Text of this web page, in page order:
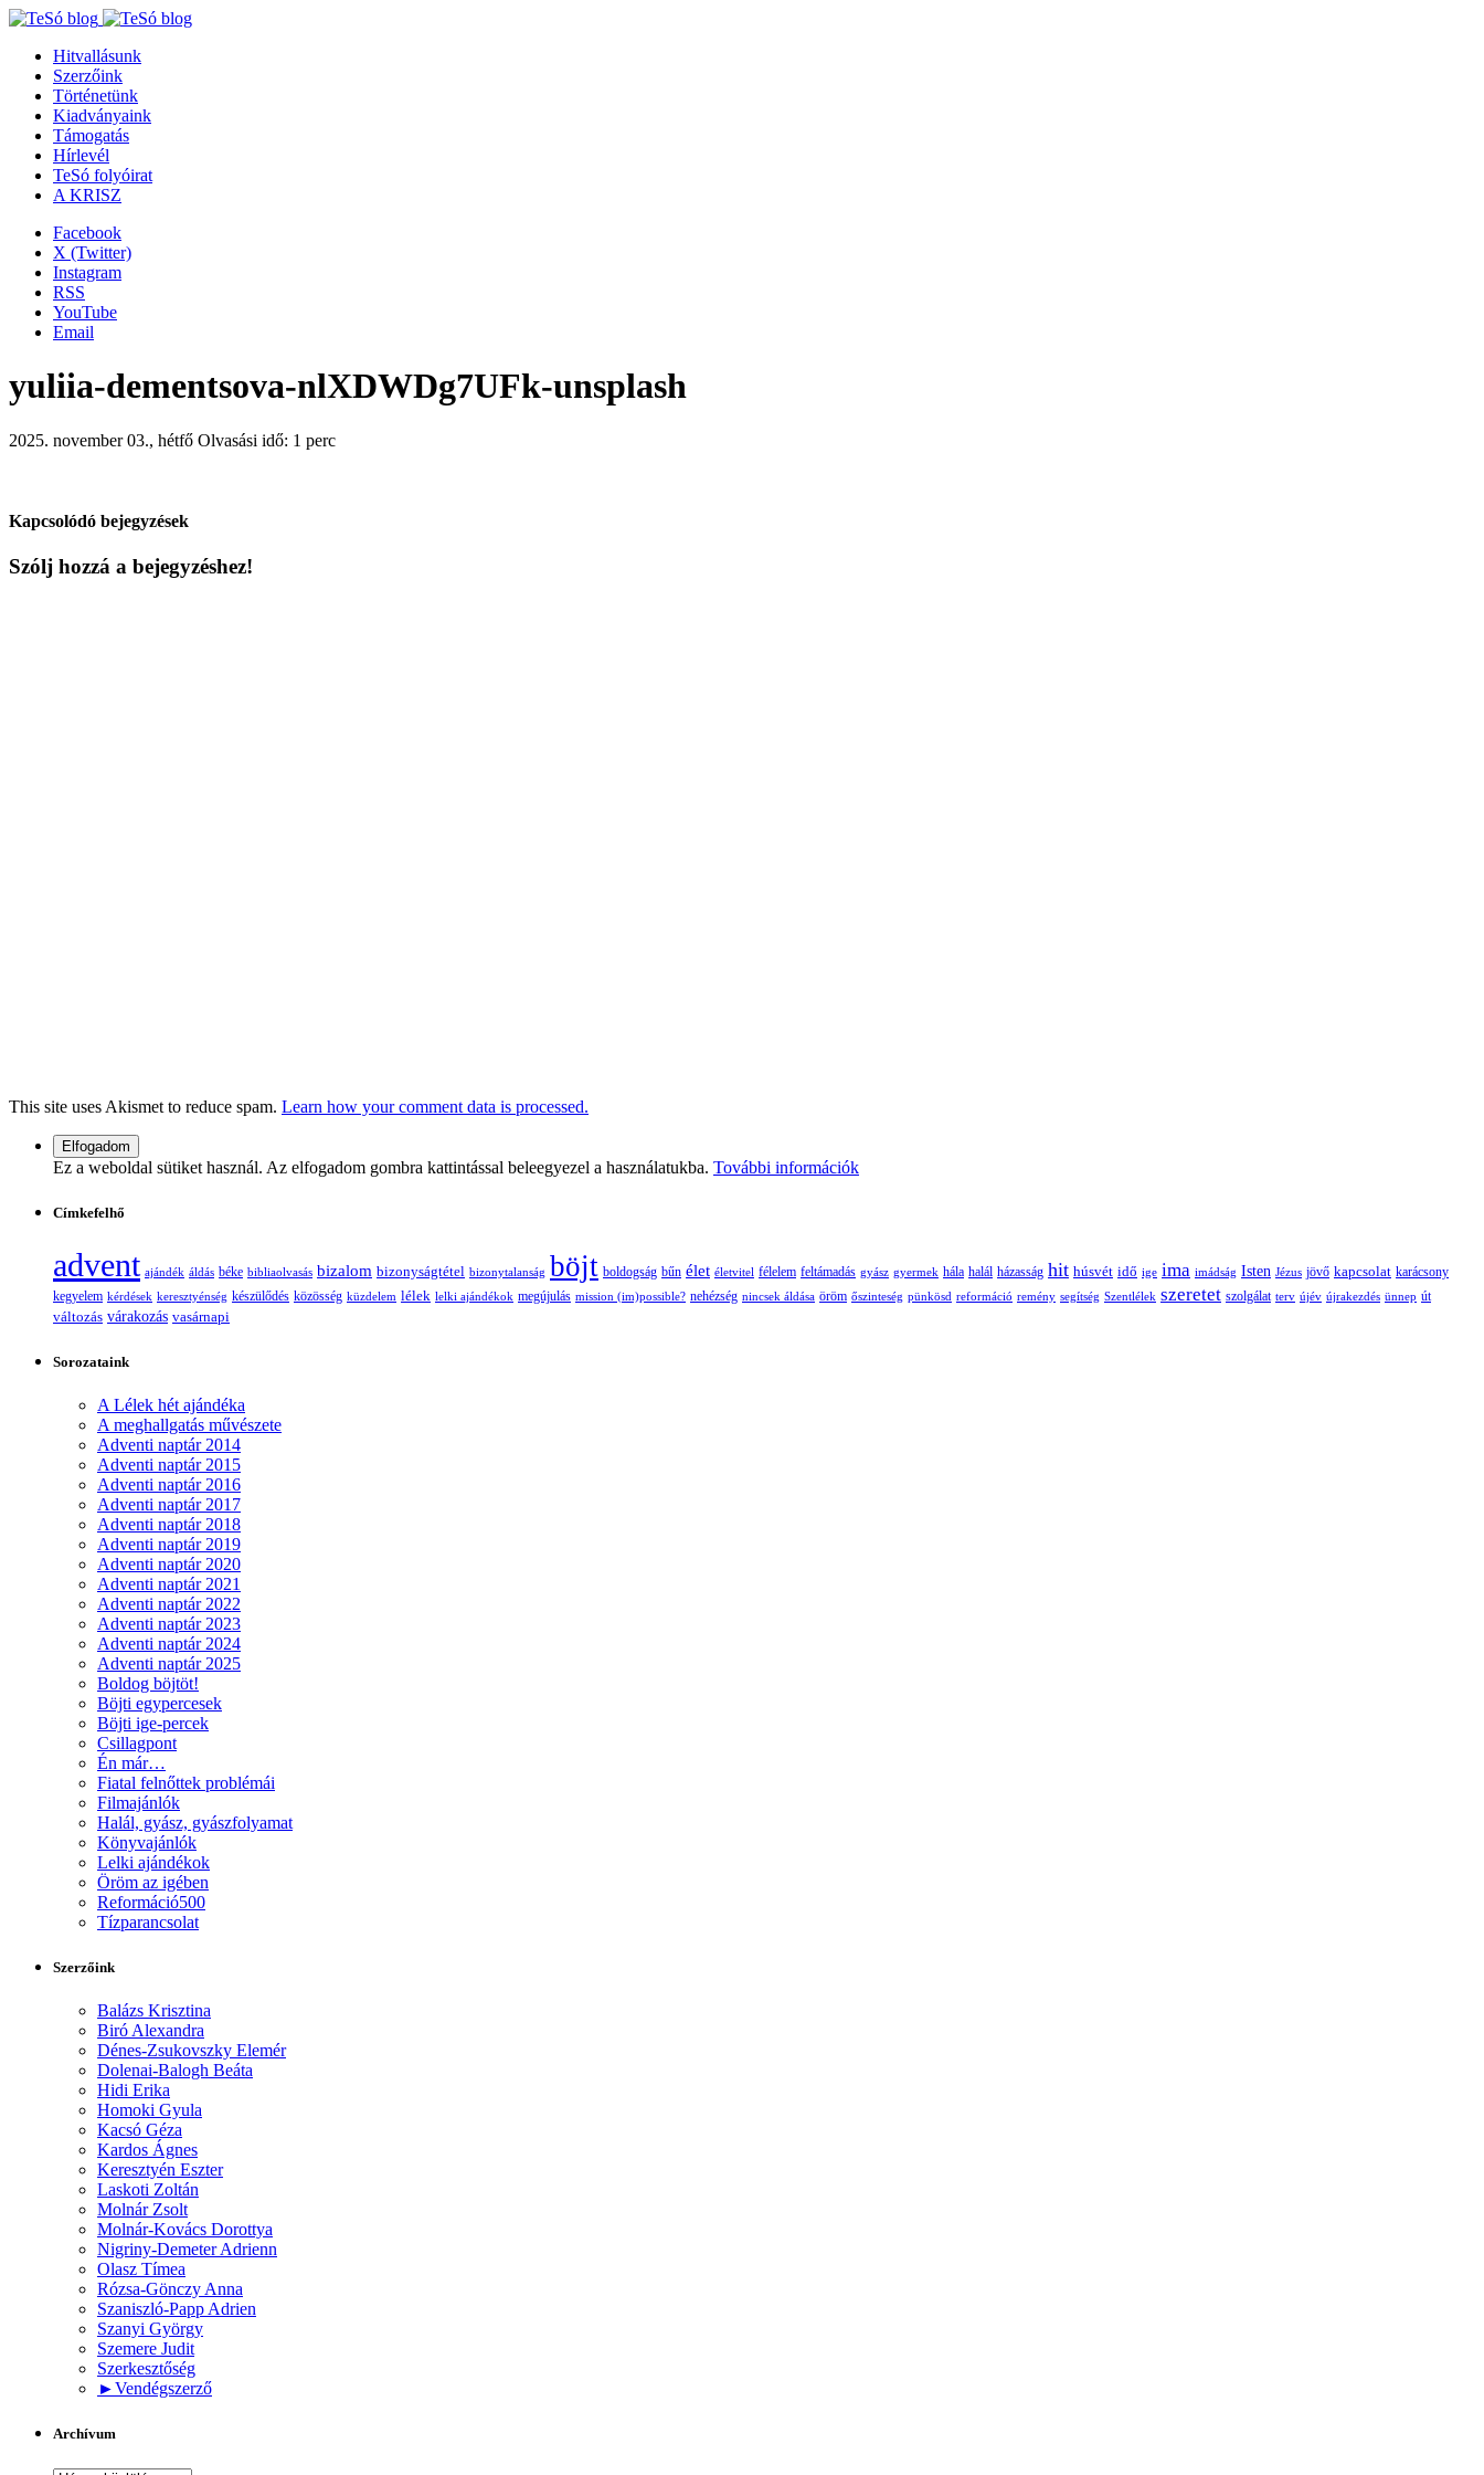
Hitvallásunk
Szerzőink
Történetünk
Kiadványaink
Támogatás
Hírlevél
TeSó folyóirat
A KRISZ
Facebook
X (Twitter)
Instagram
RSS
YouTube
Email
yuliia-dementsova-nlXDWDg7UFk-unsplash
2025. november 03., hétfő Olvasási idő: 1 perc
Kapcsolódó bejegyzések
Szólj hozzá a bejegyzéshez!
This site uses Akismet to reduce spam. Learn how your comment data is processed.
Ez a weboldal sütiket használ. Az elfogadom gombra kattintással beleegyezel a használatukba. További információk
Címkefelhő
advent ajándék áldás béke bibliaolvasás bizalom bizonyságtétel bizonytalanság böjt boldogság bűn élet életvitel félelem feltámadás gyász gyermek hála halál házasság hit húsvét idő ige ima imádság Isten Jézus jövő kapcsolat karácsony
kegyelem kérdések keresztyénség készülődés közösség küzdelem lélek lelki ajándékok megújulás mission (im)possible? nehézség nincsek áldása öröm őszinteség pünkösd reformáció remény segítség Szentlélek szeretet szolgálat terv újév újrakezdés ünnep út
változás várakozás vasárnapi
Sorozataink
A Lélek hét ajándéka
A meghallgatás művészete
Adventi naptár 2014
Adventi naptár 2015
Adventi naptár 2016
Adventi naptár 2017
Adventi naptár 2018
Adventi naptár 2019
Adventi naptár 2020
Adventi naptár 2021
Adventi naptár 2022
Adventi naptár 2023
Adventi naptár 2024
Adventi naptár 2025
Boldog böjtöt!
Böjti egypercesek
Böjti ige-percek
Csillagpont
Én már…
Fiatal felnőttek problémái
Filmajánlók
Halál, gyász, gyászfolyamat
Könyvajánlók
Lelki ajándékok
Öröm az igében
Reformáció500
Tízparancsolat
Szerzőink
Balázs Krisztina
Biró Alexandra
Dénes-Zsukovszky Elemér
Dolenai-Balogh Beáta
Hidi Erika
Homoki Gyula
Kacsó Géza
Kardos Ágnes
Keresztyén Eszter
Laskoti Zoltán
Molnár Zsolt
Molnár-Kovács Dorottya
Nigriny-Demeter Adrienn
Olasz Tímea
Rózsa-Gönczy Anna
Szaniszló-Papp Adrien
Szanyi György
Szemere Judit
Szerkesztőség
►Vendégszerző
Archívum